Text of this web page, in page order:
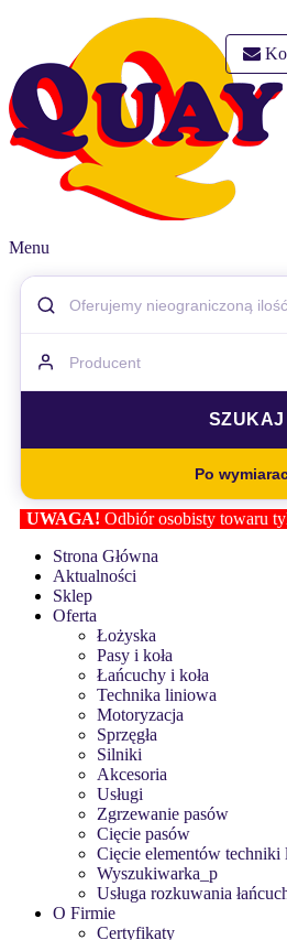
Menu
Po
Odbiór osobisty towaru tylko
Strona Główna
Aktualności
Sklep
Oferta
Łożyska
Pasy i koła
Łańcuchy i koła
Technika liniowa
Motoryzacja
Sprzęgła
Silniki
Akcesoria
Usługi
Zgrzewanie pasów
Cięcie pasów
Cięcie elementów techniki
Wyszukiwarka_p
Usługa rozkuwania
O Firmie
Certyfikaty